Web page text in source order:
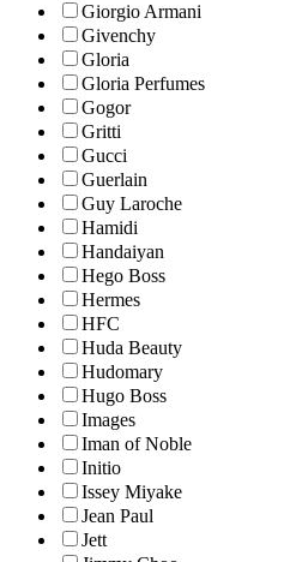
Giorgio Armani
Givenchy
Gloria
Gloria Perfumes
Gogor
Gritti
Gucci
Guerlain
Guy Laroche
Hamidi
Handaiyan
Hego Boss
Hermes
HFC
Huda Beauty
Hudomary
Hugo Boss
Images
Iman of Noble
Initio
Issey Miyake
Jean Paul
Jett